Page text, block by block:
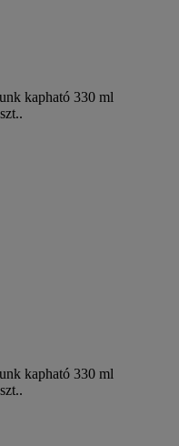
kapható 330 ml
kapható 330 ml